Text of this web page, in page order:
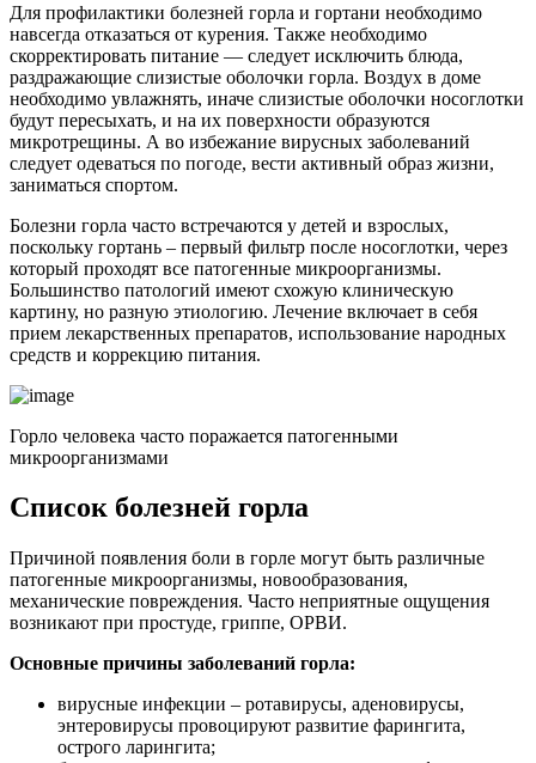
Для профилактики болезней горла и гортани необходимо
навсегда отказаться от курения. Также необходимо
скорректировать питание — следует исключить блюда,
раздражающие слизистые оболочки горла. Воздух в доме
необходимо увлажнять, иначе слизистые оболочки носоглотки
будут пересыхать, и на их поверхности образуются
микротрещины. А во избежание вирусных заболеваний
следует одеваться по погоде, вести активный образ жизни,
заниматься спортом.
Болезни горла часто встречаются у детей и взрослых,
поскольку гортань – первый фильтр после носоглотки, через
который проходят все патогенные микроорганизмы.
Большинство патологий имеют схожую клиническую
картину, но разную этиологию. Лечение включает в себя
прием лекарственных препаратов, использование народных
средств и коррекцию питания.
Горло человека часто поражается патогенными
микроорганизмами
Список болезней горла
Причиной появления боли в горле могут быть различные
патогенные микроорганизмы, новообразования,
механические повреждения. Часто неприятные ощущения
возникают при простуде, гриппе, ОРВИ.
Основные причины заболеваний горла:
вирусные инфекции – ротавирусы, аденовирусы,
энтеровирусы провоцируют развитие фарингита,
острого ларингита;